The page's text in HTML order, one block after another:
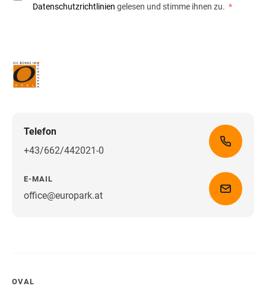
Datenschutzrichtlinien gelesen und stimme ihnen zu. *
Telefon
+43/662/442021-0
E-MAIL
office@europark.atWegbeschreibung erhalten
OVAL